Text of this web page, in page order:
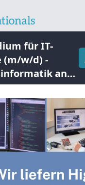
für IT-
(m/w/d) -
an